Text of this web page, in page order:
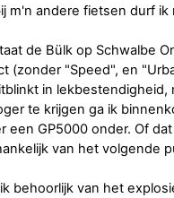
m'n andere fietsen durf
de Bülk op Schwalbe
(zonder "Speed", en
in
te krijgen ga ik
een GP5000 onder. Of
van het volgende
behoorlijk van het